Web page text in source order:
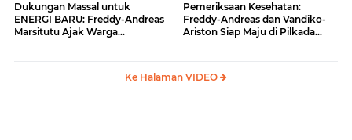
Dukungan Massal untuk
ENERGI BARU: Freddy-Andreas
Marsitutu Ajak Warga
Pemeriksaan Kesehatan:
Freddy-Andreas dan Vandiko-
Ariston Siap Maju di Pilkada
Ke Halaman VIDEO